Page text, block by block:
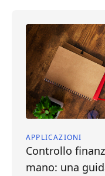
APPLICAZIONI
Controllo
mano: una